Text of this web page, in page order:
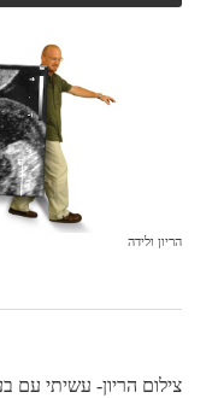
הריון ולידה
צילום הריון- עשיתי עם